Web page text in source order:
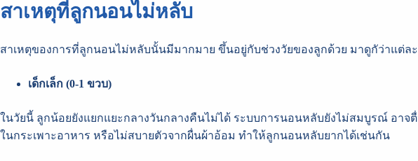
สาเหตุที่ลูกนอนไม่หลับ
สาเหตุของการที่ลูกนอนไม่หลับนั้นมีมากมาย ขึ้นอยู่กับช่วงวัยของลูกด้วย มาดูกัว่าแต่ละ
เด็กเล็ก (0-1 ขวบ)
ในวัยนี้ ลูกน้อยยังแยกแยะกลางวันกลางคืนไม่ได้ ระบบการนอนหลับยังไม่สมบูรณ์ อา
ในกระเพาะอาหาร หรือไม่สบายตัวจากผื่นผ้าอ้อม ทำให้ลูกนอนหลับยากได้เช่นกัน